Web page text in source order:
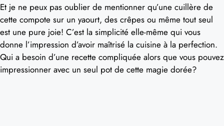
Et je ne peux pas oublier de mentionner qu’une cuillère de
cette compote sur un yaourt, des crêpes ou même tout seul
est une pure joie! C’est la simplicité elle-même qui vous
donne l’impression d’avoir maîtrisé la cuisine à la perfection.
Qui a besoin d’une recette compliquée alors que vous pouvez
impressionner avec un seul pot de cette magie dorée?